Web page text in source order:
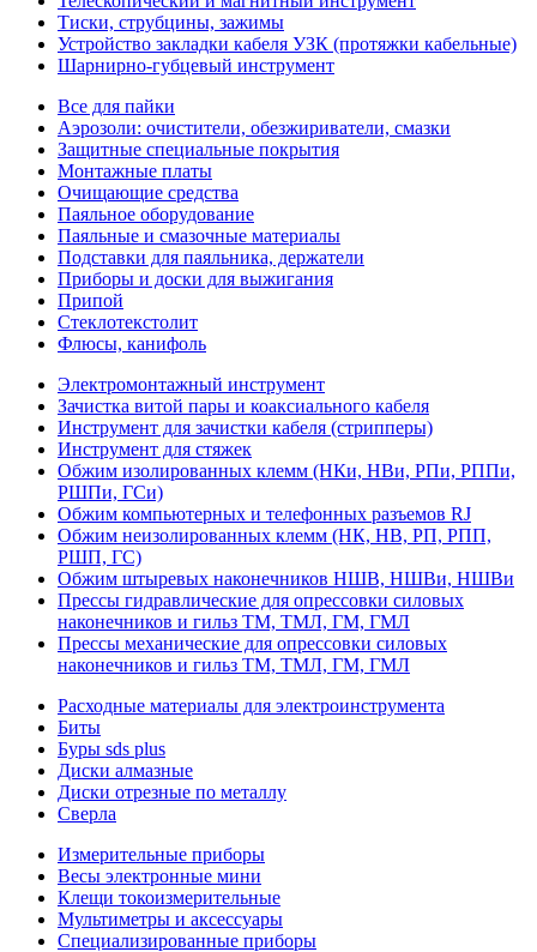
Тиски, струбцины, зажимы
Устройство закладки кабеля УЗК (протяжки кабельные)
Шарнирно-губцевый инструмент
Все для пайки
Аэрозоли: очистители, обезжириватели, смазки
Защитные специальные покрытия
Монтажные платы
Очищающие средства
Паяльное оборудование
Паяльные и смазочные материалы
Подставки для паяльника, держатели
Приборы и доски для выжигания
Припой
Стеклотекстолит
Флюсы, канифоль
Электромонтажный инструмент
Зачистка витой пары и коаксиального кабеля
Инструмент для зачистки кабеля (стрипперы)
Инструмент для стяжек
Обжим изолированных клемм (НКи, НВи, РПи, РППи,
РШПи, ГСи)
Обжим компьютерных и телефонных разъемов RJ
Обжим неизолированных клемм (НК, НВ, РП, РПП,
РШП, ГС)
Обжим штыревых наконечников НШВ, НШВи, НШВи
Прессы гидравлические для опрессовки силовых
наконечников и гильз ТМ, ТМЛ, ГМ, ГМЛ
Прессы механические для опрессовки силовых
наконечников и гильз ТМ, ТМЛ, ГМ, ГМЛ
Расходные материалы для электроинструмента
Биты
Буры sds plus
Диски алмазные
Диски отрезные по металлу
Сверла
Измерительные приборы
Весы электронные мини
Клещи токоизмерительные
Мультиметры и аксессуары
Специализированные приборы